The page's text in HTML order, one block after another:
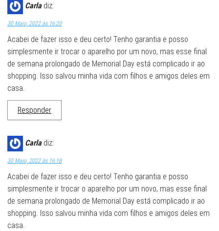
Carla diz:
30 Maio, 2022 às 16:20
Acabei de fazer isso e deu certo! Tenho garantia e posso
simplesmente ir trocar o aparelho por um novo, mas esse final
de semana prolongado de Memorial Day está complicado ir ao
shopping. Isso salvou minha vida com filhos e amigos deles em
casa.
Responder
Carla diz:
30 Maio, 2022 às 16:18
Acabei de fazer isso e deu certo! Tenho garantia e posso
simplesmente ir trocar o aparelho por um novo, mas esse final
de semana prolongado de Memorial Day está complicado ir ao
shopping. Isso salvou minha vida com filhos e amigos deles em
casa.